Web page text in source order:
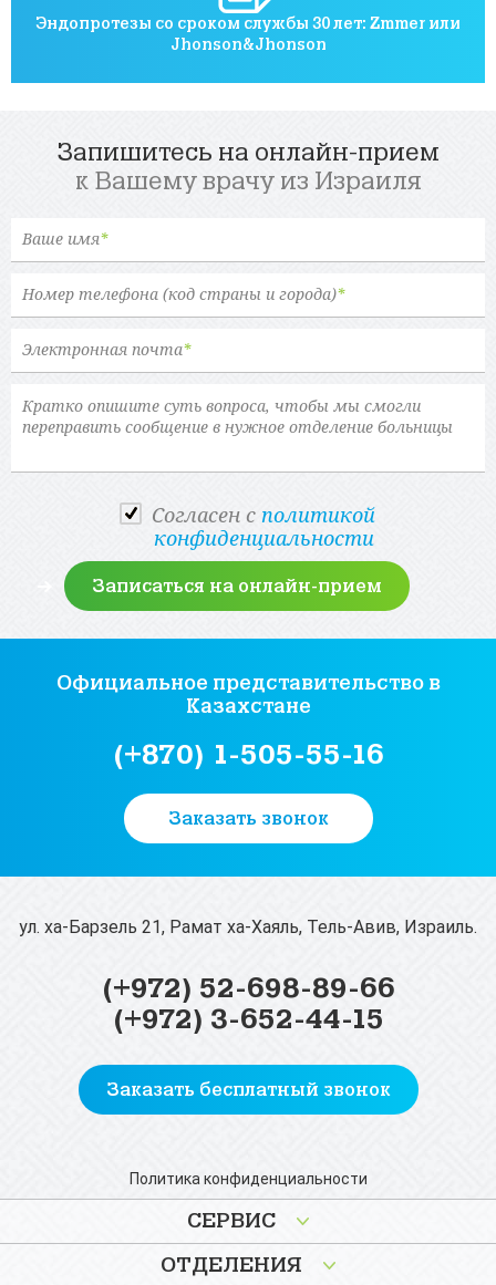
Эндопротезы со сроком службы 30 лет: Zmmer или
Jhonson&Jhonson
Запишитесь на онлайн-прием
к Вашему врачу из Израиля
Ваше имя*
Номер телефона (код страны и города)*
Электронная почта*
Cогласен с политикой
конфиденциальности
Официальное представительство в
Казахстане
(+870) 1-505-55-16
Заказать звонок
(+972) 52-698-89-66
(+972) 3-652-44-15
Заказать бесплатный звонок
ул. ха-Барзель 21, Рамат ха-Хаяль, Тель-Авив, Израиль.
Политика конфиденциальности
СЕРВИС
ОТДЕЛЕНИЯ